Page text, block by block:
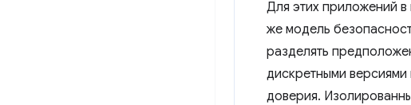
Для этих приложений
же модель
разделять
дискретными
доверия.